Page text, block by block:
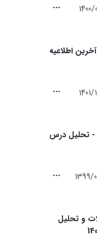
اطلاعیه
تحلیل کنکور انسانی 99 - تحلیل درس
1399/
و تحلیل